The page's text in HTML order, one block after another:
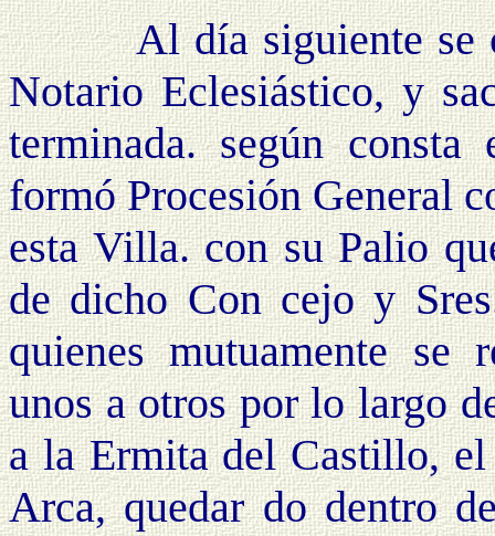
Al día siguiente se
Notario Eclesiástico, y
terminada. según
formó Procesión General
esta Villa. con su Palio
de dicho Con cejo y
quienes mutuamente se
unos a otros por lo largo
a la Ermita del Castillo,
Arca, quedar do dentro